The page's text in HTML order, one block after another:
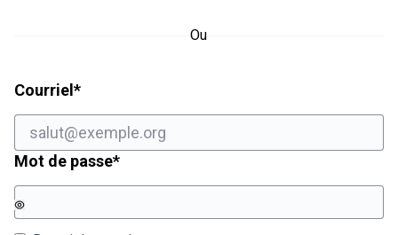
Ou
Courriel *Champ obligatoire
Mot de passe*Champ obligatoire